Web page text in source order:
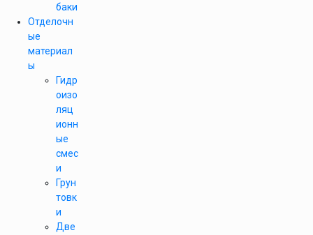
баки
Отделочн
ые
материал
ы
Гидр
оизо
ляц
ионн
ые
смес
и
Грун
товк
и
Две